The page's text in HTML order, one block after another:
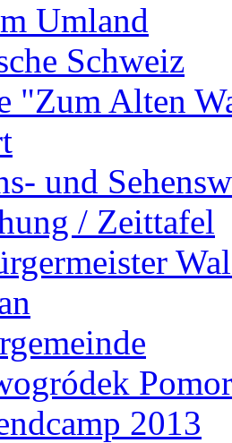
Umland
Schweiz
"Zum Alten
und
/ Zeittafel
2013